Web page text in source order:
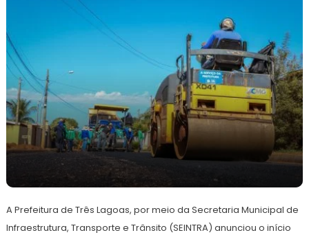
junho
de
A Prefeitura de Três Lagoas, por meio da Secretaria Municipal de
Infraestrutura, Transporte e Trânsito (SEINTRA) anunciou o início